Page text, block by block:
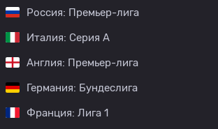
Россия: Премьер-лига
Италия: Серия А
Англия: Премьер-лига
Германия: Бундеслига
Франция: Лига 1